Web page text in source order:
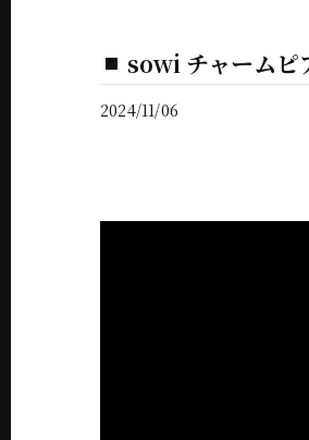
sowi チャームピ
2024/11/06